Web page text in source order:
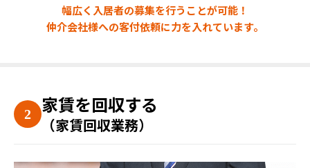
幅広く入居者の募集を行うことが可能！
仲介会社様への客付依頼に力を入れています。
家賃を回収する
（家賃回収業務）